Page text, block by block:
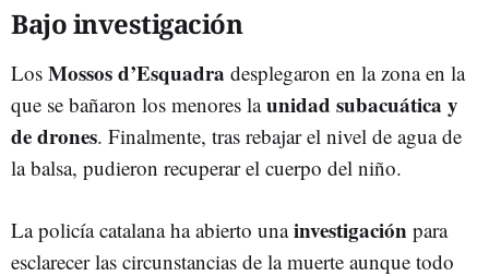
Bajo investigación
Los Mossos d’Esquadra desplegaron en la zona en la
que se bañaron los menores launidad subacuática y
de drones. Finalmente, tras rebajar el nivel de agua de
la balsa, pudieron recuperar el cuerpo del niño.
La policía catalana ha abierto unainvestigación para
esclarecer las circunstancias de la muerte aunque todo